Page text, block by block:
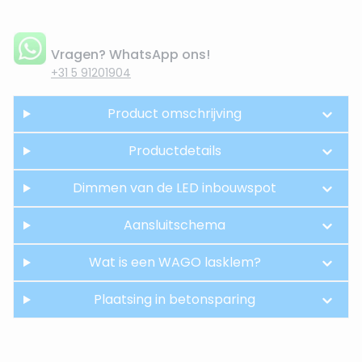
Vragen? WhatsApp ons!
+31 5 91201904
Product omschrijving
Productdetails
Dimmen van de LED inbouwspot
Aansluitschema
Wat is een WAGO lasklem?
Plaatsing in betonsparing